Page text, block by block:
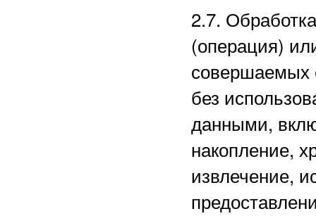
2.7.
(операция)
совершаемых
без
данными,
накопление,
извлечение,